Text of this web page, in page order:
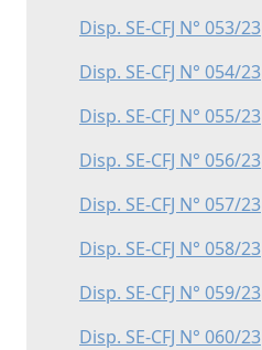
Disp. SE-CFJ N° 053/23
Disp. SE-CFJ N° 054/23
Disp. SE-CFJ N° 055/23
Disp. SE-CFJ N° 056/23
Disp. SE-CFJ N° 057/23
Disp. SE-CFJ N° 058/23
Disp. SE-CFJ N° 059/23
Disp. SE-CFJ N° 060/23